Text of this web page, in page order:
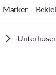
Marken